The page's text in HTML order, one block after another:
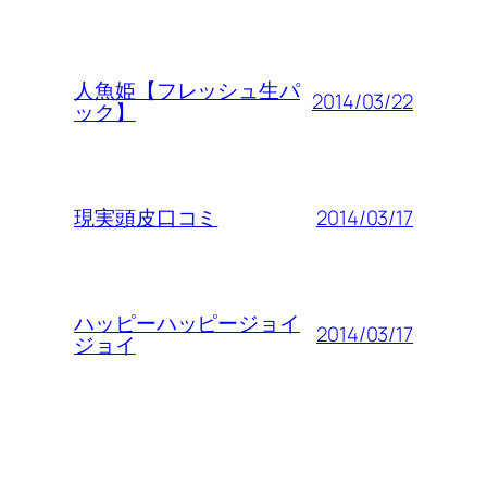
人魚姫【フレッシュ生パ
ック】 2014/03/22
現実頭皮口コミ 2014/03/17
ハッピーハッピージョイ
ジョイ 2014/03/17